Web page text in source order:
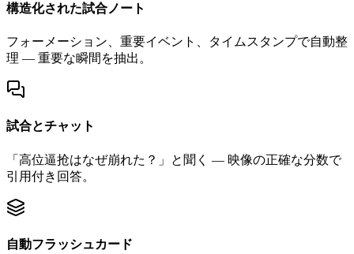
構造化された試合ノート
フォーメーション、重要イベント、タイムスタンプで自動整
理 — 重要な瞬間を抽出。
試合とチャット
「高位逼抢はなぜ崩れた？」と聞く — 映像の正確な分数で
引用付き回答。
自動フラッシュカード